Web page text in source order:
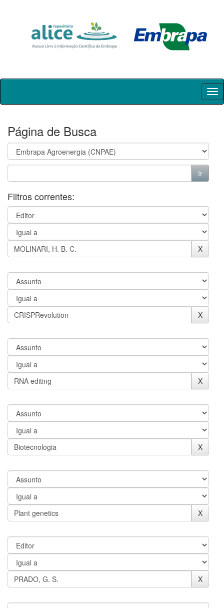
Skip
Página de Busca
Filtros correntes: